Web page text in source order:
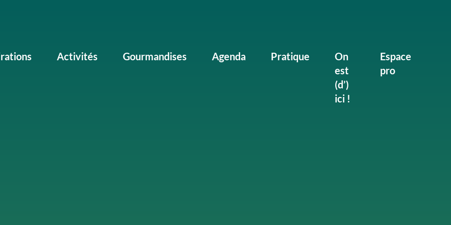
Activités Gourmandises Agenda Pratique
On
est
(d’)
ici !
Espace
pro